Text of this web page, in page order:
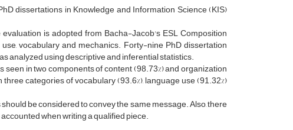
dissertations in Knowledge and Information Science (KIS)
is adopted from Bacha-Jacob's ESL Composition
vocabulary and mechanics. Forty-nine PhD dissertation
analyzed using descriptive and inferential statistics.
in two components of content (98.73%) and organization
categories of vocabulary (93.6%), language use (91.32%)
be considered to convey the same message. Also, there
when writing a qualified piece.